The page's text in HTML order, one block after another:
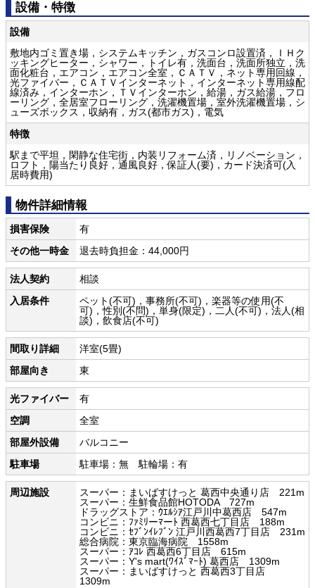
設備・特徴
設備
敷地内ゴミ置き場，システムキッチン，ガスコンロ設置済，ＩＨク
ッキングヒーター，シャワー，トイレ有，洗面台，洗面所独立，洗
面化粧台，エアコン，エアコン全室，ＣＡＴＶ，ネット専用回線，
光ファイバー，ＣＡＴＶインターネット，インターネット専用線配
線済み，インターホン，ＴＶインターホン，給湯，ガス給湯，フロ
ーリング，全居室フローリング，洗濯機置場，室外洗濯機置場，シ
ューズボックス，収納有，ガス(都市ガス)，電気
特徴
駅まで平坦，閑静な住宅街，内装リフォーム済，リノベーション，
ロフト，陽当たり良好，通風良好，保証人(要)，カード決済可(入
居時費用)
物件詳細情報
損害保険
有
その他一時金
退去時負担金：44,000円
法人契約
相談
入居条件
ペット(不可)，事務所(不可)，楽器等の使用(不
可)，性別(不問)，単身(限定)，二人(不可)，法人(相
談)，飲食店(不可)
間取り詳細
洋室(5畳)
部屋向き
東
光ファイバー
有
空調
全室
部屋外設備
バルコニー
駐車場
駐車場：無 駐輪場：有
周辺施設
スーパー：まいばすけっと 葛西中央通り店 221m
スーパー：生鮮食品館HOTODA 727m
ドラッグストア：ｳｴﾙｼｱ江戸川中葛西店 547m
コンビニ：ﾌｧﾐﾘーﾏーﾄ 西葛西七丁目店 188m
コンビニ：ｾﾌﾞﾝｲﾚﾌﾞﾝ 江戸川西葛西7丁目店 231m
総合病院：東京臨海病院 1558m
スーパー：ｱｺﾚ 西葛西6丁目店 615m
スーパー：Y's mart(ﾜｲｽﾞﾏｰﾄ) 葛西店 1309m
スーパー：まいばすけっと 西葛西3丁目店
1309m